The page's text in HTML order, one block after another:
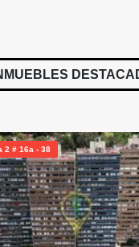
2 # 16a - 38